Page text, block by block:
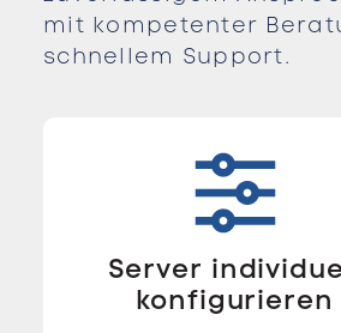
mit kompetenter
schnellem Support.
Server
konfigurieren